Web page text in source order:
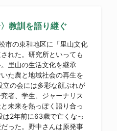
教訓を語り継ぐ
市の東和地区に「里山文化
れた。研究所といっても
里山の生活文化を継承
た農と地域社会の再生を
の会には多彩な顔ぶれが
者、学生、ジャーナリス
未来を熱っぽく語り合っ
2年前に63歳で亡くなっ
った。野中さんは原発事